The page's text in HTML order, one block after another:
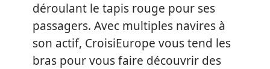
déroulant le tapis rouge pour ses
passagers. Avec multiples navires à
son actif, CroisiEurope vous tend les
bras pour vous faire découvrir des